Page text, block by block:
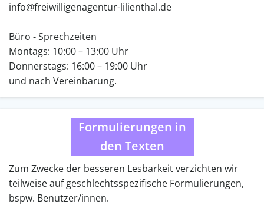
info@freiwilligenagentur-lilienthal.de
Büro - Sprechzeiten
Montags: 10:00 – 13:00 Uhr
Donnerstags: 16:00 – 19:00 Uhr
und nach Vereinbarung.
Formulierungen in
den Texten
Zum Zwecke der besseren Lesbarkeit verzichten wir
teilweise auf geschlechtsspezifische Formulierungen,
bspw. Benutzer/innen.